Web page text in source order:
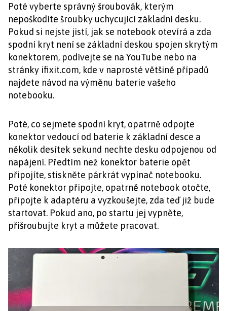
Poté vyberte správný šroubovák, kterým
nepoškodíte šroubky uchycující základní desku.
Pokud si nejste jistí, jak se notebook otevírá a zda
spodní kryt není se základní deskou spojen skrytým
konektorem, podívejte se na YouTube nebo na
stránky ifixit.com, kde v naprosté většině případů
najdete návod na výměnu baterie vašeho
notebooku.
Poté, co sejmete spodní kryt, opatrně odpojte
konektor vedoucí od baterie k základní desce a
několik desítek sekund nechte desku odpojenou od
napájení. Předtím než konektor baterie opět
připojíte, stiskněte párkrát vypínač notebooku.
Poté konektor připojte, opatrně notebook otočte,
připojte k adaptéru a vyzkoušejte, zda teď již bude
startovat. Pokud ano, po startu jej vypněte,
přišroubujte kryt a můžete pracovat.